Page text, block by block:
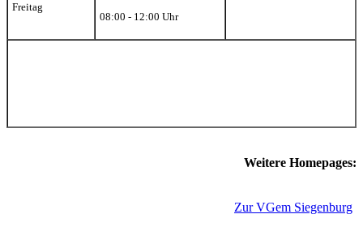
Freitag
08:00 - 12:00 Uhr
Weitere Homepages:
Zur VGem Siegenburg